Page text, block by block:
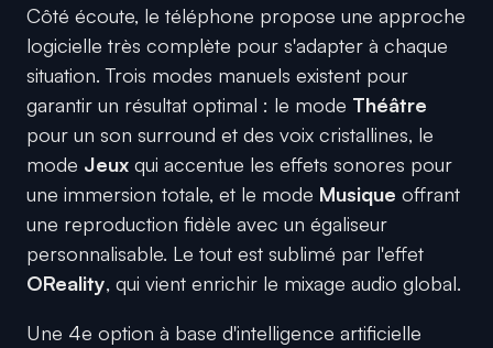
Côté écoute, le téléphone propose une approche
logicielle très complète pour s'adapter à chaque
situation. Trois modes manuels existent pour
garantir un résultat optimal : le mode Théâtre
pour un son surround et des voix cristallines, le
mode Jeux qui accentue les effets sonores pour
une immersion totale, et le mode Musique offrant
une reproduction fidèle avec un égaliseur
personnalisable. Le tout est sublimé par l'effet
OReality, qui vient enrichir le mixage audio global.
Une 4e option à base d'intelligence artificielle